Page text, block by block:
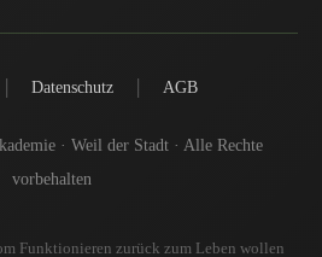
| Datenschutz | AGB
· Weil der Stadt · Alle Rechte
vorbehalten
Funktionieren zurück zum Leben wollen